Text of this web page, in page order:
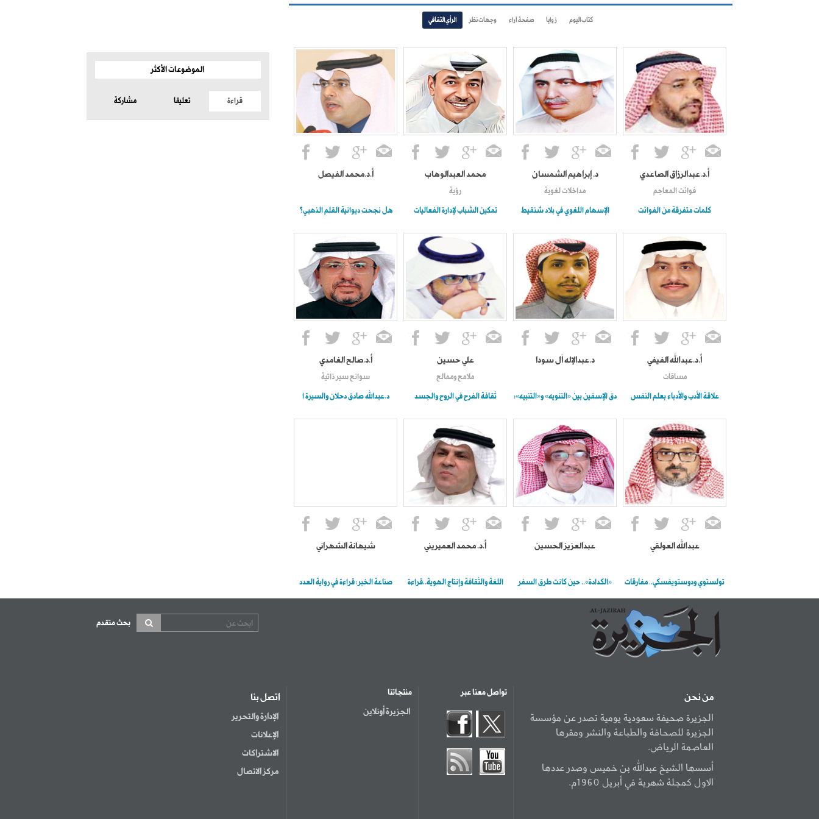
كتاب اليوم زوايا صفحة آراء وجهات نظر الرأي الثقافي
أ.د.عبدالرزاق الصاعدي
فوائت المعاجم
كلمات متفرقة من الفوائت
د. إبراهيم الشمسان
مداخلات لغوية
الإسهام اللغوي في بلاد شنقيط
محمد العبدالوهاب
رؤية
تمكين الشباب لإدارة الفعاليات
أ.د.محمد الفيصل
هل نجحت ديوانية القلم الذهبي؟
أ.د.عبدالله الفيفي
مساقات
علاقة الأدب والأدباء بعلم النفس
د.عبدالإله آل سودا
دق الإسفين بين «التنويه» و«التنبيه»:
علي حسين
ملامح وممالح
ثقافة الفرح في الروح والجسد
أ.د.صالح الغامدي
سوانح سير ذاتية
د.عبدالله صادق دحلان والسيرة ا
عبدالله العولقي
تولستوي ودوستويفسكي.. مفارقات
عبدالعزيز الحسين
«الكدادة».. حين كانت طرق السفر
أ.د. محمد العميريني
اللغة والثقافة وإنتاج الهوية..قراءة
شيهانة الشهراني
صناعة الخبر: قراءة في رواية العدد
الموضوعات الأكثر
قراءة تعليقا مشاركة
بحث متقدم
من نحن
الجزيرة صحيفة سعودية يومية تصدر عن مؤسسة
الجزيرة للصحافة والطباعة والنشر ومقرها
العاصمة الرياض.
أسسها الشيخ عبدالله بن خميس وصدر عددها
الاول كمجلة شهرية في أبريل 1960م.
تواصل معنا عبر منتجاتنا
الجزيرة أونلاين
اتصل بنا
الإدارة والتحرير
الإعلانات
الاشتراكات
مركز الاتصال